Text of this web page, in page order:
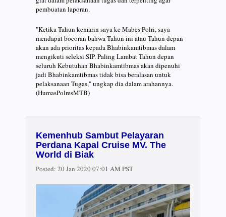
pembuatan laporan.
"Ketika Tahun kemarin saya ke Mabes Polri, saya
mendapat bocoran bahwa Tahun ini atau Tahun depan
akan ada prioritas kepada Bhabinkamtibmas dalam
mengikuti seleksi SIP. Paling Lambat Tahun depan
seluruh Kebutuhan Bhabinkamtibmas akan dipenuhi
jadi Bhabinkamtibmas tidak bisa beralasan untuk
pelaksanaan Tugas," ungkap dia dalam arahannya.
(HumasPolresMTB)
Kemenhub Sambut Pelayaran
Perdana Kapal Cruise MV. The
World di Biak
Posted: 20 Jan 2020 07:01 AM PST